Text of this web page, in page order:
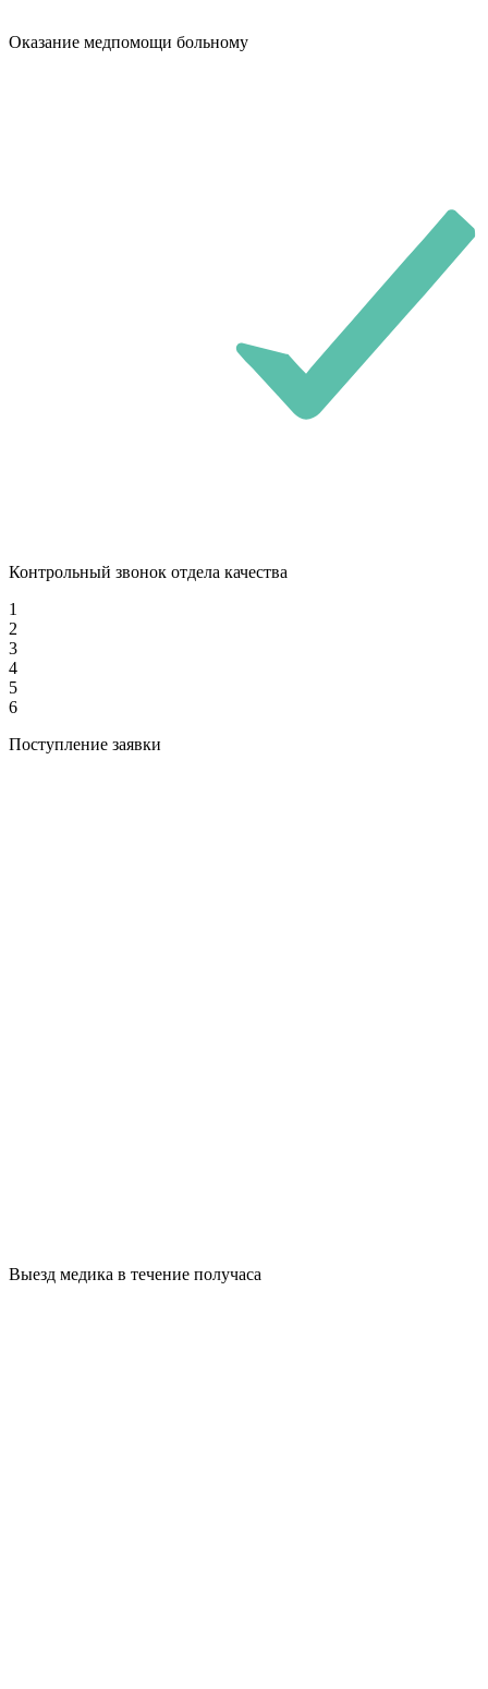
Оказание медпомощи больному
Контрольный звонок отдела качества
1
2
3
4
5
6
Поступление заявки
Выезд медика в течение получаса